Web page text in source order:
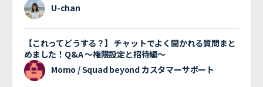
U-chan
【これってどうする？】 チャットでよく聞かれる質問まと
めました！Q&A 〜権限設定と招待編〜
Momo / Squad beyond カスタマーサポート